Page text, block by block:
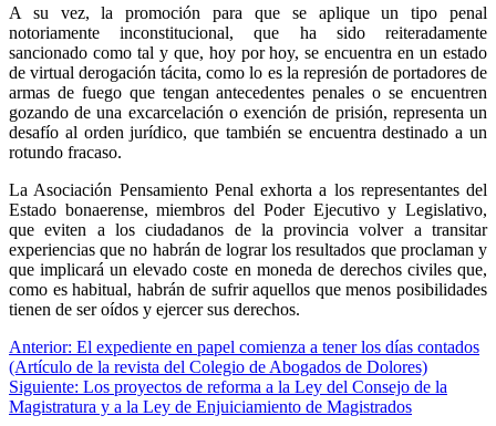
A su vez, la promoción para que se aplique un tipo penal
notoriamente inconstitucional, que ha sido reiteradamente
sancionado como tal y que, hoy por hoy, se encuentra en un estado
de virtual derogación tácita, como lo es la represión de portadores de
armas de fuego que tengan antecedentes penales o se encuentren
gozando de una excarcelación o exención de prisión, representa un
desafío al orden jurídico, que también se encuentra destinado a un
rotundo fracaso.
La Asociación Pensamiento Penal exhorta a los representantes del
Estado bonaerense, miembros del Poder Ejecutivo y Legislativo,
que eviten a los ciudadanos de la provincia volver a transitar
experiencias que no habrán de lograr los resultados que proclaman y
que implicará un elevado coste en moneda de derechos civiles que,
como es habitual, habrán de sufrir aquellos que menos posibilidades
tienen de ser oídos y ejercer sus derechos.
Navegación
de
entradas
Anterior: El expediente en papel comienza a tener los días contados
(Artículo de la revista del Colegio de Abogados de Dolores)
Siguiente: Los proyectos de reforma a la Ley del Consejo de la
Magistratura y a la Ley de Enjuiciamiento de Magistrados